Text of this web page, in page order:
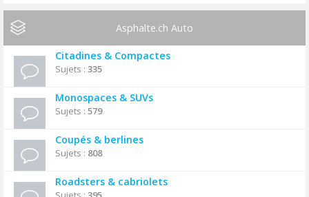
Asphalte.ch Auto
Citadines & Compactes
Sujets : 335
Monospaces & SUVs
Sujets : 579
Coupés & berlines
Sujets : 808
Roadsters & cabriolets